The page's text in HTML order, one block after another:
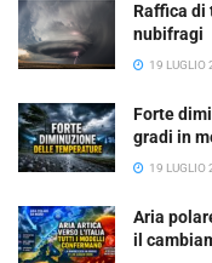
Raffica di
nubifragi
19 LUGLIO
Forte
gradi in
19 LUGLIO
Aria
il